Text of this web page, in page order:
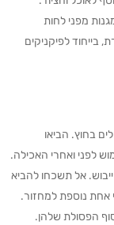
מפני לחות
לפיקניקים
בחוץ. הביאו
לפני ואחרי האכילה.
ייבוש. אל תשכחו להביא
אחת נוספת למחזור.
הפסולת שלהן.